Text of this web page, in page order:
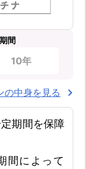
間
10年
の中身を見る
期間を保障
間によって